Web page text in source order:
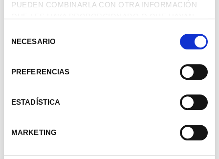
PUEDEN COMBINARLA CON OTRA INFORMACIÓN
DE SUS SERVICIOS.
DENECESARIO
PREFERENCIAS
ESTADÍSTICA
MARKETING